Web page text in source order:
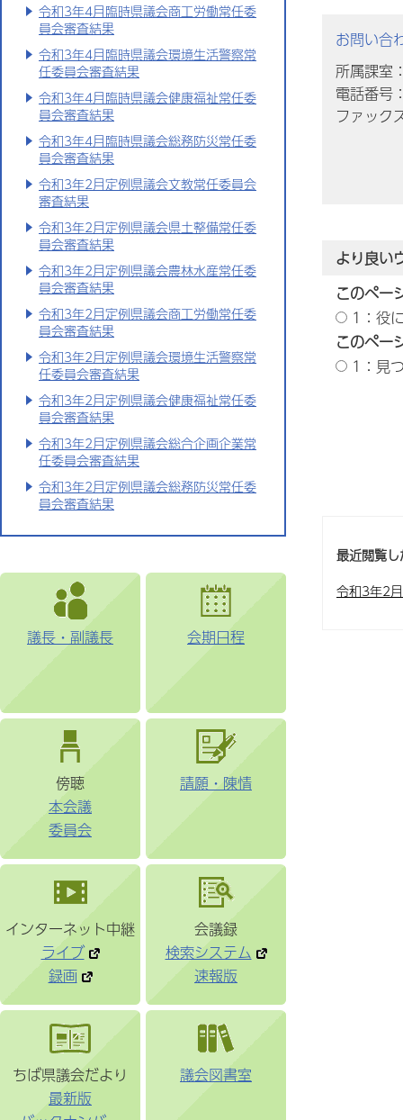
令和3年4月臨時県議会商工労働常任委
員会審査結果
令和3年4月臨時県議会環境生活警察常
任委員会審査結果
令和3年4月臨時県議会健康福祉常任委
員会審査結果
令和3年4月臨時県議会総務防災常任委
員会審査結果
令和3年2月定例県議会文教常任委員会
審査結果
令和3年2月定例県議会県土整備常任委
員会審査結果
令和3年2月定例県議会農林水産常任委
員会審査結果
令和3年2月定例県議会商工労働常任委
員会審査結果
令和3年2月定例県議会環境生活警察常
任委員会審査結果
令和3年2月定例県議会健康福祉常任委
員会審査結果
令和3年2月定例県議会総合企画企業常
任委員会審査結果
令和3年2月定例県議会総務防災常任委
員会審査結果
議長・副議長 会期日程
傍聴
本会議
委員会
請願・陳情
インターネット中継
ライブ
録画
会議録
検索システム
速報版
ちば県議会だより
最新版
議会図書室
お問い合
所属課室
電話番
ファッ
より良い
このペー
1：役
このペー
1：見
最近閲覧
令和3年2